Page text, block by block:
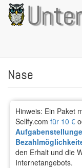
Direkt
zum
Inhalt
Nase
Hinweis: Ein Paket
Sellfy.com für 10 €
den Erhalt und die
Internetangebots.